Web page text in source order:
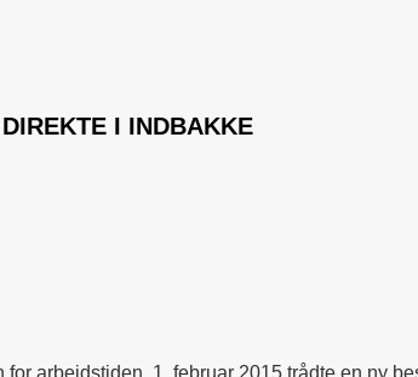
DIREKTE I INDBAKKE
arbejdstiden. 1. februar 2015 trådte en ny